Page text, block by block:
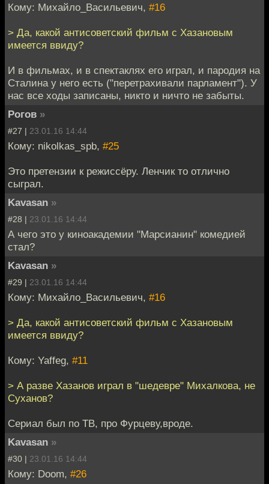
Кому: Михайло_Васильевич, #16
> Да, какой антисоветский фильм с Хазановым
имеется ввиду?
И в фильмах, и в спектаклях его играл, и пародия на
Сталина у него есть ("перетрахивали парламент"). У
нас все ходы записаны, никто и ничто не забыты.
Рогов »
#27 | 23.01.16 14:44
Кому: nikolkas_spb, #25
Это претензии к режиссёру. Ленчик то отлично
сыграл.
Kavasan »
#28 | 23.01.16 14:44
А чего это у киноакадемии "Марсианин" комедией
стал?
Kavasan »
#29 | 23.01.16 14:44
Кому: Михайло_Васильевич, #16
> Да, какой антисоветский фильм с Хазановым
имеется ввиду?
Кому: Yaffeg, #11
> А разве Хазанов играл в "шедевре" Михалкова, не
Суханов?
Сериал был по ТВ, про Фурцеву,вроде.
Kavasan »
#30 | 23.01.16 14:44
Кому: Doom, #26